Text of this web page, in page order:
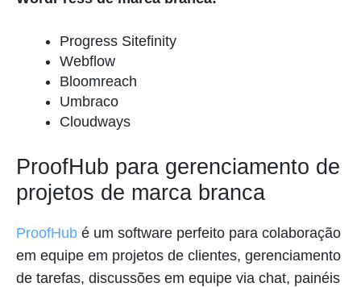
Progress Sitefinity
Webflow
Bloomreach
Umbraco
Cloudways
ProofHub para gerenciamento de
projetos de marca branca
ProofHub é um software perfeito para colaboração
em equipe em projetos de clientes, gerenciamento
de tarefas, discussões em equipe via chat, painéis